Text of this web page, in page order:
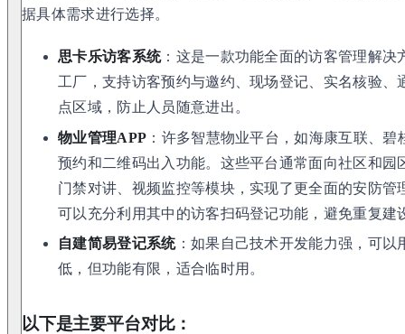
据具体需求进行选择。
思卡乐访客系统：这是一款功能全面的访客管理解
工厂，支持访客预约与邀约、现场登记、实名核验
点区域，防止人员随意进出。
物业管理APP ：许多智慧物业平台，如海康互联、
预约和二维码出入功能。这些平台通常面向社区和
门禁对讲、视频监控等模块，实现了更全面的安防
可以充分利用其中的访客扫码登记功能，避免重复建
自建简易登记系统：如果自己技术开发能力强，可以
低，但功能有限，适合临时用。
以下是主要平台对比：